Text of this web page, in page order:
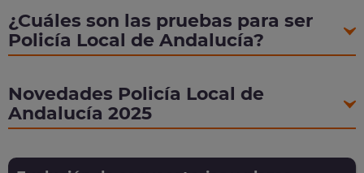
¿Cuáles son las pruebas para ser
Policía Local de Andalucía?
Novedades Policía Local de
Andalucía 2025